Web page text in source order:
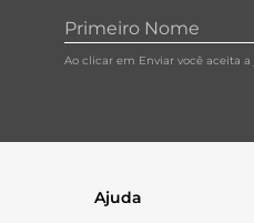
Ao clicar em Enviar você aceita a
Ajuda